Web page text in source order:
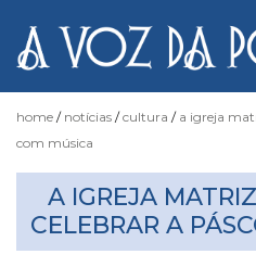
Notícias
Fotógrafo
home notícias cultura
a igreja
com música
A IGREJA
CELEBRAR A